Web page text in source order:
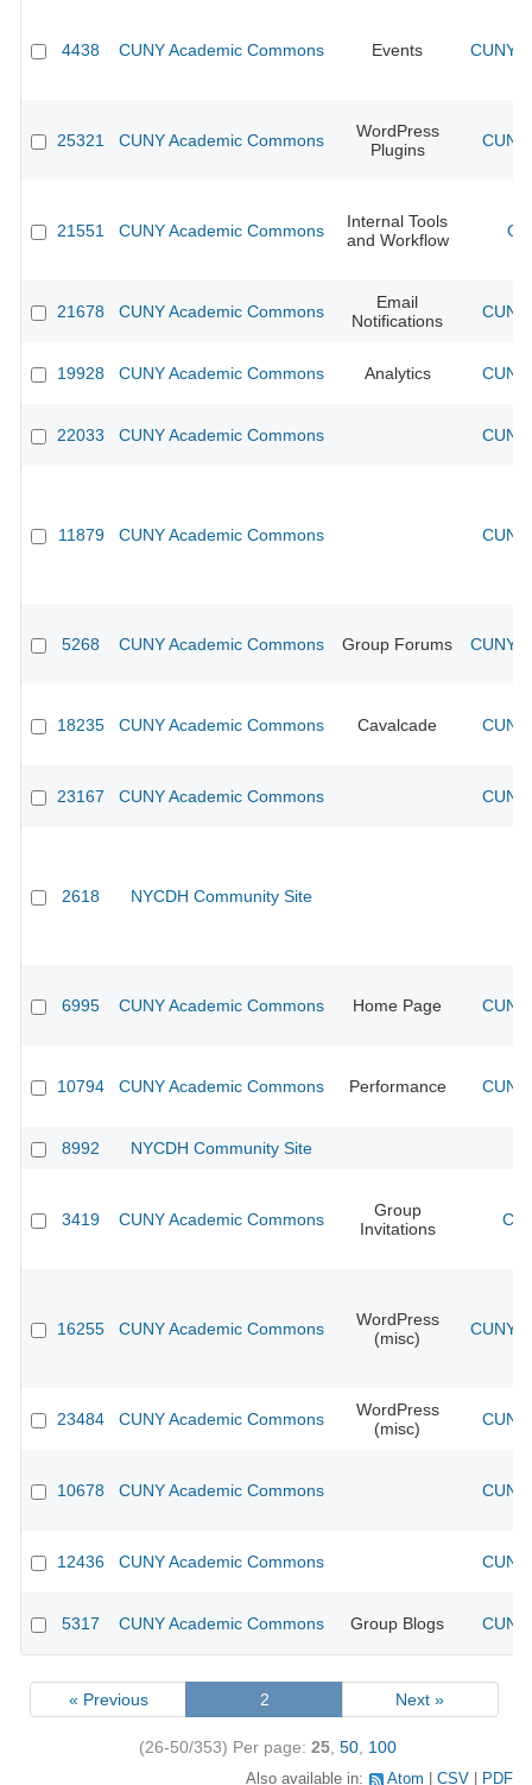
4438 CUNY Academic Commons Events CUNY
25321 CUNY Academic Commons
WordPress
Plugins
21551 CUNY Academic Commons
Internal Tools
and Workflow
21678 CUNY Academic Commons
Email
Notifications
19928 CUNY Academic Commons Analytics
22033 CUNY Academic Commons
11879 CUNY Academic Commons
5268 CUNY Academic Commons Group Forums CUNY
18235 CUNY Academic Commons Cavalcade
23167 CUNY Academic Commons
2618 NYCDH Community Site
6995 CUNY Academic Commons Home Page
10794 CUNY Academic Commons Performance
8992 NYCDH Community Site
3419 CUNY Academic Commons
Group
Invitations
16255 CUNY Academic Commons
WordPress
(misc)
CUNY
23484 CUNY Academic Commons
WordPress
(misc)
10678 CUNY Academic Commons
12436 CUNY Academic Commons
5317 CUNY Academic Commons Group Blogs
« Previous 2 Next »
(26-50/353) Per page: 25 50 100
Also available in: Atom CSV PDF